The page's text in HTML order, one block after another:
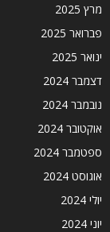
מרץ 2025
פברואר 2025
ינואר 2025
דצמבר 2024
נובמבר 2024
אוקטובר 2024
ספטמבר 2024
אוגוסט 2024
יולי 2024
יוני 2024